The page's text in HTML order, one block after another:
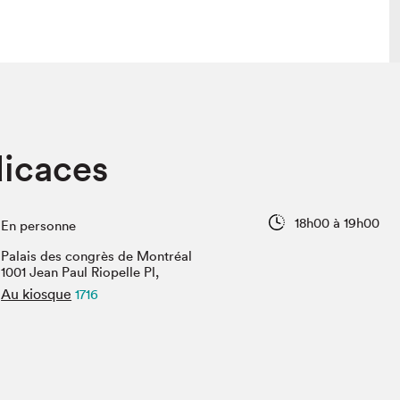
Vidéos et balados
En personne
18h00 à 19h00
Palais des congrès de Montréal
1001 Jean Paul Riopelle Pl,
Au kiosque 1716